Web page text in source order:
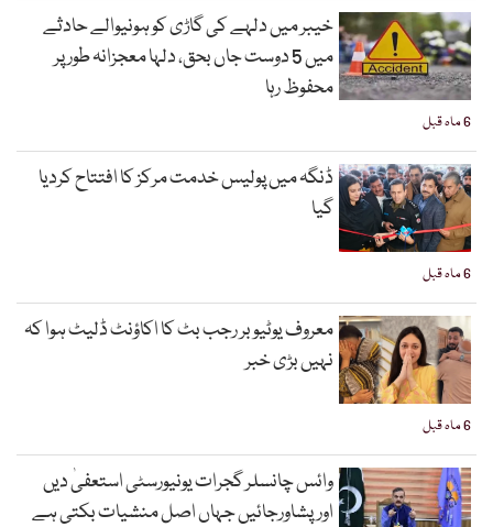
6 ماہ قبل
خیبر میں دلہے کی گاڑی کو ہونیوالے حادثے
میں 5 دوست جاں بحق، دلہا معجزانہ طور پر
محفوظ رہا
6 ماہ قبل
ڈنگہ میں پولیس خدمت مرکز کا افتتاح کردیا
گیا
6 ماہ قبل
معروف یوٹیوبر رجب بٹ کا اکاؤنٹ ڈلیٹ ہوا کہ
نہیں بڑی خبر
وائس چانسلر گجرات یونیورسٹی استعفیٰ دیں
اورپشاورجائیں جہاں اصل منشیات بکتی ہے